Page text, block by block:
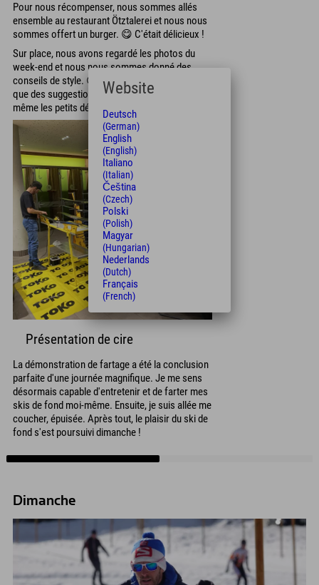
Pour nous récompenser, nous sommes allés
ensemble au restaurant Ötztalerei et nous nous
sommes offert un burger. 😋 C'était délicieux !
Sur place, nous avons regardé les photos du
week-end et nous nous sommes donné des
conseils de style. 😉 Rassurez-vous, on n'a reçu
que des suggestions, car on repère souvent soi-
même les petits défauts sur les photos.
Présentation de cire
La démonstration de fartage a été la conclusion
parfaite d'une journée magnifique. Je me sens
désormais capable d'entretenir et de farter mes
skis de fond moi-même. Ensuite, je suis allée me
coucher, épuisée. Après tout, le plaisir du ski de
fond s'est poursuivi dimanche !
Dimanche
Website
Deutsch
(German)
English
(English)
Italiano
(Italian)
Čeština
(Czech)
Polski
(Polish)
Magyar
(Hungarian)
Nederlands
(Dutch)
Français
(French)